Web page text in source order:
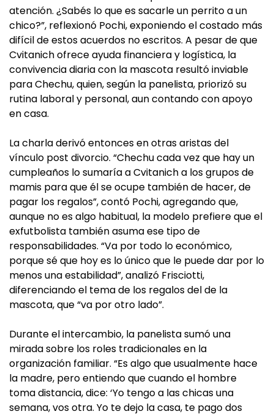
atención. ¿Sabés lo que es sacarle un perrito a un
chico?”, reflexionó Pochi, exponiendo el costado más
difícil de estos acuerdos no escritos. A pesar de que
Cvitanich ofrece ayuda financiera y logística, la
convivencia diaria con la mascota resultó inviable
para Chechu, quien, según la panelista, priorizó su
rutina laboral y personal, aun contando con apoyo
en casa.
La charla derivó entonces en otras aristas del
vínculo post divorcio. “Chechu cada vez que hay un
cumpleaños lo sumaría a Cvitanich a los grupos de
mamis para que él se ocupe también de hacer, de
pagar los regalos”, contó Pochi, agregando que,
aunque no es algo habitual, la modelo prefiere que el
exfutbolista también asuma ese tipo de
responsabilidades. “Va por todo lo económico,
porque sé que hoy es lo único que le puede dar por lo
menos una estabilidad”, analizó Frisciotti,
diferenciando el tema de los regalos del de la
mascota, que “va por otro lado”.
Durante el intercambio, la panelista sumó una
mirada sobre los roles tradicionales en la
organización familiar. “Es algo que usualmente hace
la madre, pero entiendo que cuando el hombre
toma distancia, dice: ‘Yo tengo a las chicas una
semana, vos otra. Yo te dejo la casa, te pago dos